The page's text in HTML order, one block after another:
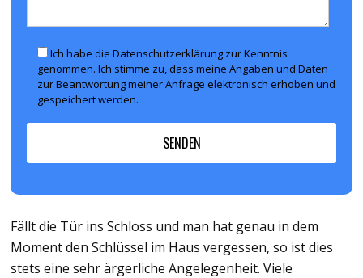
Ich habe die Datenschutzerklärung zur Kenntnis
genommen. Ich stimme zu, dass meine Angaben und Daten
zur Beantwortung meiner Anfrage elektronisch erhoben und
gespeichert werden.
Fällt die Tür ins Schloss und man hat genau in dem
Moment den Schlüssel im Haus vergessen, so ist dies
stets eine sehr ärgerliche Angelegenheit. Viele